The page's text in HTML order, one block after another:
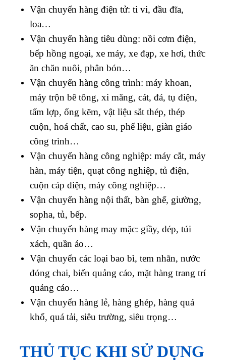
Vận chuyển hàng điện tử: ti vi, đầu đĩa,
loa…
Vận chuyển hàng tiêu dùng: nồi cơm điện,
bếp hồng ngoại, xe máy, xe đạp, xe hơi, thức
ăn chăn nuôi, phân bón…
Vận chuyển hàng công trình: máy khoan,
máy trộn bê tông, xi măng, cát, đá, tụ điện,
tấm lợp, ống kẽm, vật liệu sắt thép, thép
cuộn, hoá chất, cao su, phế liệu, giàn giáo
công trình…
Vận chuyển hàng công nghiệp: máy cắt, máy
hàn, máy tiện, quạt công nghiệp, tủ điện,
cuộn cáp điện, máy công nghiệp…
Vận chuyển hàng nội thất, bàn ghế, giường,
sopha, tủ, bếp.
Vận chuyển hàng may mặc: giầy, dép, túi
xách, quần áo…
Vận chuyển các loại bao bì, tem nhãn, nước
đóng chai, biển quảng cáo, mặt hàng trang trí
quảng cáo…
Vận chuyển hàng lẻ, hàng ghép, hàng quá
khổ, quá tải, siêu trường, siêu trọng…
THỦ TỤC KHI SỬ DỤNG